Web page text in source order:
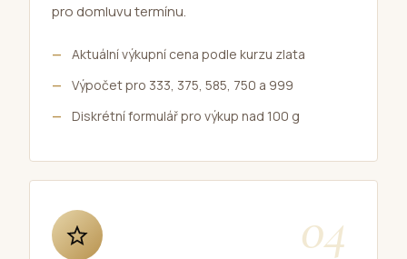
pro domluvu termínu.
Aktuální výkupní cena podle kurzu zlata
Výpočet pro 333, 375, 585, 750 a 999
Diskrétní formulář pro výkup nad 100 g
04